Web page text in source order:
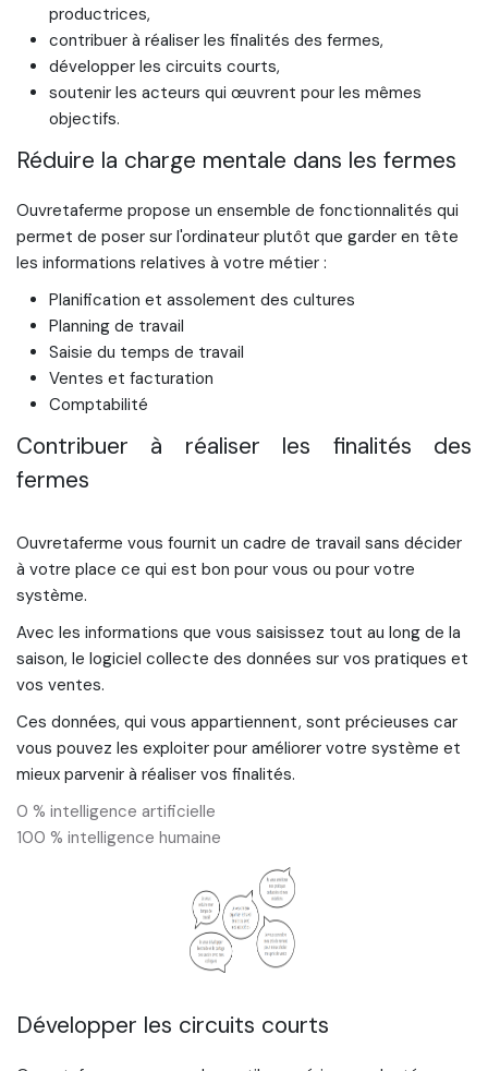
productrices,
contribuer à réaliser les finalités des fermes,
développer les circuits courts,
soutenir les acteurs qui œuvrent pour les mêmes
objectifs.
Réduire la charge mentale dans les fermes
Ouvretaferme propose un ensemble de fonctionnalités qui
permet de poser sur l'ordinateur plutôt que garder en tête
les informations relatives à votre métier :
Planification et assolement des cultures
Planning de travail
Saisie du temps de travail
Ventes et facturation
Comptabilité
Contribuer à réaliser les finalités des
fermes
Ouvretaferme vous fournit un cadre de travail sans décider
à votre place ce qui est bon pour vous ou pour votre
système.
Avec les informations que vous saisissez tout au long de la
saison, le logiciel collecte des données sur vos pratiques et
vos ventes.
Ces données, qui vous appartiennent, sont précieuses car
vous pouvez les exploiter pour améliorer votre système et
mieux parvenir à réaliser vos finalités.
0 % intelligence artificielle
100 % intelligence humaine
Développer les circuits courts